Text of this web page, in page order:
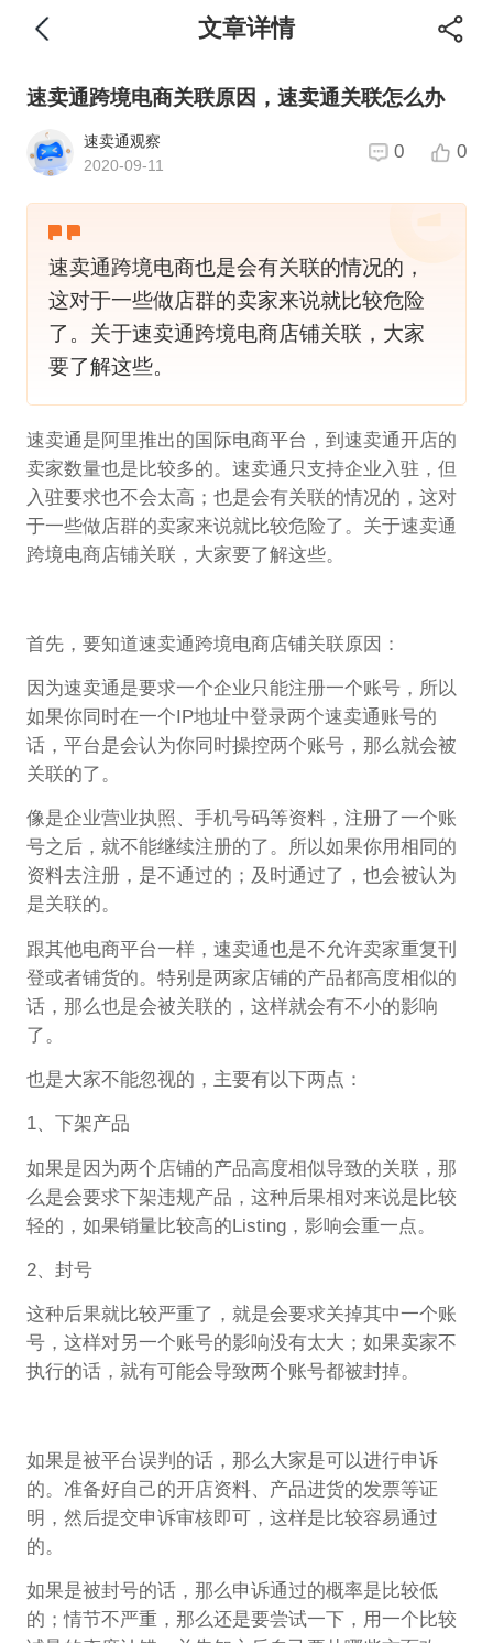
文章详情
速卖通跨境电商关联原因，速卖通关联怎么办
速卖通观察
2020-09-11
0 0
速卖通跨境电商也是会有关联的情况的，
这对于一些做店群的卖家来说就比较危险
了。关于速卖通跨境电商店铺关联，大家
要了解这些。
速卖通是阿里推出的国际电商平台，到速卖通开店的
卖家数量也是比较多的。速卖通只支持企业入驻，但
入驻要求也不会太高；也是会有关联的情况的，这对
于一些做店群的卖家来说就比较危险了。关于速卖通
跨境电商店铺关联，大家要了解这些。
首先，要知道速卖通跨境电商店铺关联原因：
因为速卖通是要求一个企业只能注册一个账号，所以
如果你同时在一个IP地址中登录两个速卖通账号的
话，平台是会认为你同时操控两个账号，那么就会被
关联的了。
像是企业营业执照、手机号码等资料，注册了一个账
号之后，就不能继续注册的了。所以如果你用相同的
资料去注册，是不通过的；及时通过了，也会被认为
是关联的。
跟其他电商平台一样，速卖通也是不允许卖家重复刊
登或者铺货的。特别是两家店铺的产品都高度相似的
话，那么也是会被关联的，这样就会有不小的影响
了。
也是大家不能忽视的，主要有以下两点：
1、下架产品
如果是因为两个店铺的产品高度相似导致的关联，那
么是会要求下架违规产品，这种后果相对来说是比较
轻的，如果销量比较高的Listing，影响会重一点。
2、封号
这种后果就比较严重了，就是会要求关掉其中一个账
号，这样对另一个账号的影响没有太大；如果卖家不
执行的话，就有可能会导致两个账号都被封掉。
如果是被平台误判的话，那么大家是可以进行申诉
的。准备好自己的开店资料、产品进货的发票等证
明，然后提交申诉审核即可，这样是比较容易通过
的。
如果是被封号的话，那么申诉通过的概率是比较低
的；情节不严重，那么还是要尝试一下，用一个比较